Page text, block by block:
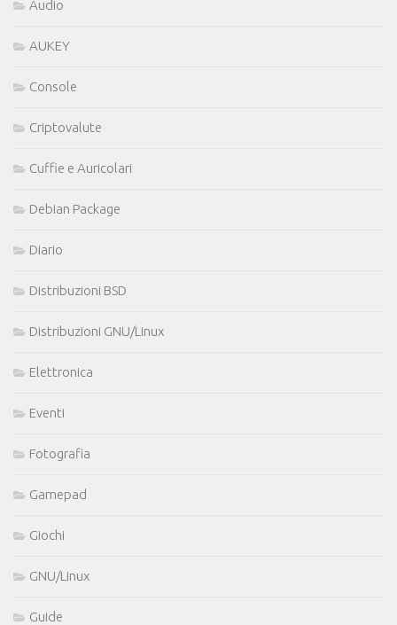
Audio
AUKEY
Console
Criptovalute
Cuffie e Auricolari
Debian Package
Diario
Distribuzioni BSD
Distribuzioni GNU/Linux
Elettronica
Eventi
Fotografia
Gamepad
Giochi
GNU/Linux
Guide